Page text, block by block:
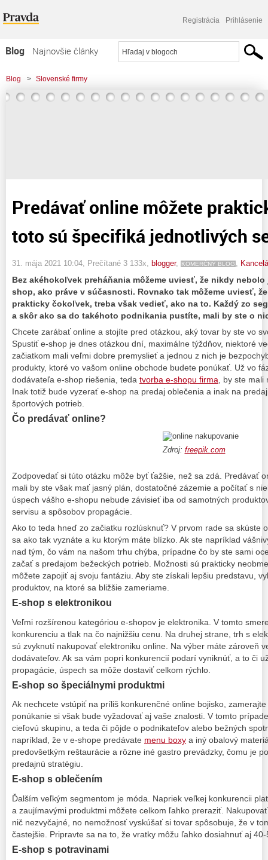
Registrácia Prihlásenie
Blog
Najnovšie články
Najčítanejšie články
Najkomentovanejšie články
Blog > Slovenské firmy
> Predávať online môžete prakticky čokoľvek: toto sú špecifiká jednotlivých
Predávať online môžete
toto sú špecifiká jednotlivých
31. mája 2021 10:04 , Prečítané 3 133x, blogger, KOMERČNÝ BLOG
Bez akéhokoľvek preháňania môžeme uviesť, že nikdy
shop, ako práve v súčasnosti. Rovnako tak môžeme uviesť,
prakticky čokoľvek, treba však vedieť, ako na to. Každý zo
a skôr ako sa do takéhoto podnikania pustíte, mali by ste o
Chcete zarábať online a stojíte pred otázkou, aký tovar by ste vo
Spustiť e-shop je dnes otázkou dní, maximálne týždňov, niektoré
začiatkom mali veľmi dobre premyslieť a jednou z nich je
produkty, ktoré vo vašom online obchode budete ponúkať. Už vo
dodávateľa e-shop riešenia, teda tvorba e-shopu firma , by ste
Inak totiž bude vyzerať e-shop na predaj oblečenia a inak na
športových potrieb.
Čo predávať online?
Zdroj: freepik.com
Zodpovedať si túto otázku môže byť ťažšie, než sa zdá. Predávať
mali by ste však mať jasný plán, dostatočné zázemie a počítať s
úspech vášho e-shopu nebude závisieť iba od samotných
servisu a spôsobov propagácie.
Ako to teda hneď zo začiatku rozlúsknuť? V prvom rade sa skúste
sa ako tak vyznáte a ku ktorým máte blízko. Ak ste napríklad
nad tým, čo vám na našom trhu chýba, prípadne čo by ste sami
začať s predajom bežeckých potrieb. Možnosti sú prakticky
môžete zapojiť aj svoju fantáziu. Aby ste získali lepšiu predstavu,
produktov, na ktoré sa bližšie zameriame.
E-shop s elektronikou
Veľmi rozšírenou kategóriou e-shopov je elektronika. V tomto
konkurenciu a tlak na čo najnižšiu cenu. Na druhej strane, trh s
sú zvyknutí nakupovať elektroniku online. Na výber máte zároveň
dodávateľov. Ak sa vám popri konkurencií podarí vyniknúť, a to či
propagácie, úspech sa môže dostaviť celkom rýchlo.
E-shop so špeciálnymi produktmi
Ak nechcete vstúpiť na príliš konkurenčné online bojisko,
ponúkanie si však bude vyžadovať aj vaše znalosti. V tomto
cieľovú skupinu, a teda či pôjde o podnikateľov alebo bežných
napríklad, že v e-shope predávate menu boxy a iný obalový
predovšetkým reštaurácie a rôzne iné gastro prevádzky, čomu je
predajnú stratégiu.
E-shop s oblečením
Ďalším veľkým segmentom je móda. Napriek veľkej konkurencii
a zaujímavými produktmi môžete celkom ľahko preraziť.
nič nezvyčajné, no nemožnosť vyskúšať si tovar spôsobuje, že v
častejšie. Pripravte sa na to, že vratky môžu ľahko dosiahnuť aj
E-shop s potravinami